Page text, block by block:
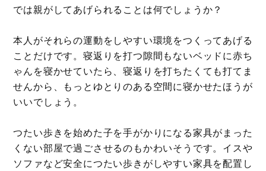
では親がしてあげられることは何でしょうか？
本人がそれらの運動をしやすい環境をつくってあげる
ことだけです。寝返りを打つ隙間もないベッドに赤ち
ゃんを寝かせていたら、寝返りを打ちたくても打てま
せんから、もっとゆとりのある空間に寝かせたほうが
いいでしょう。
つたい歩きを始めた子を手がかりになる家具がまった
くない部屋で過ごさせるのもかわいそうです。イスや
ソファなど安全につたい歩きがしやすい家具を配置し